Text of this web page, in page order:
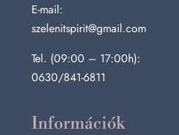
E-mail:
szelenitspirit@gmail.com
Tel. (09:00 – 17:00h):
0630/841-6811
Információk